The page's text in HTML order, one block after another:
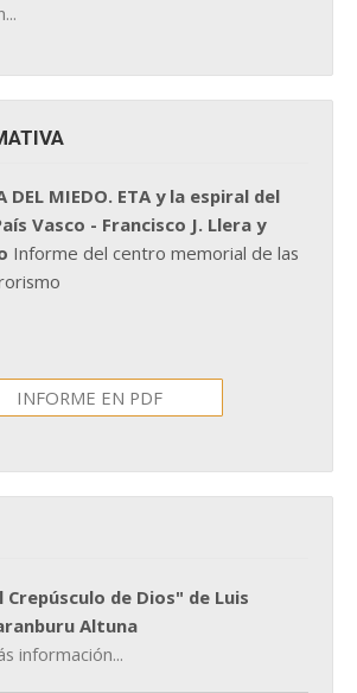
DEL MIEDO. ETA y la espiral del
Vasco - Francisco J. Llera y
Informe del centro memorial de las
INFORME EN PDF
Crepúsculo de Dios" de Luis
Altuna
información...